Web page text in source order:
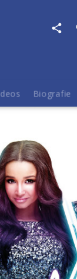
Biografie